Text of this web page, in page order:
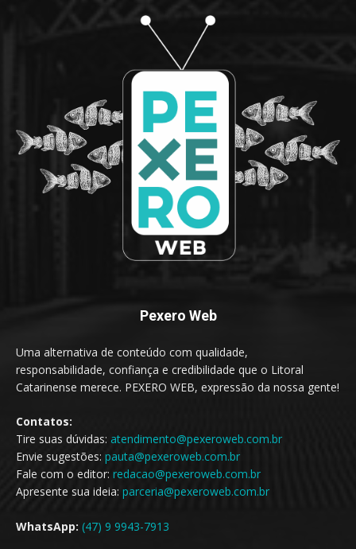
Pexero Web
Uma alternativa de conteúdo com qualidade,
responsabilidade, confiança e credibilidade que o Litoral
Catarinense merece. PEXERO WEB, expressão da nossa gente!
Contatos:
Tire suas dúvidas: atendimento@pexeroweb.com.br
Envie sugestões: pauta@pexeroweb.com.br
Fale com o editor: redacao@pexeroweb.com.br
Apresente sua ideia: parceria@pexeroweb.com.br
WhatsApp: (47) 9 9943-7913